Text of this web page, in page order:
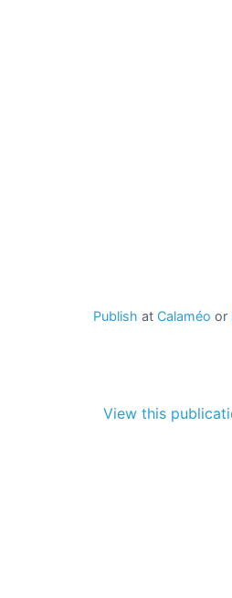
Publish at Calaméo or
View this